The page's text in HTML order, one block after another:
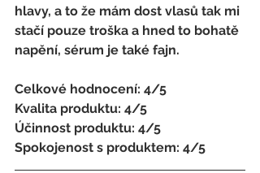
hlavy, a to že mám dost vlasů tak mi
stačí pouze troška a hned to bohatě
napění, sérum je také fajn.
Celkové hodnocení: 4/5
Kvalita produktu: 4/5
Účinnost produktu: 4/5
Spokojenost s produktem: 4/5